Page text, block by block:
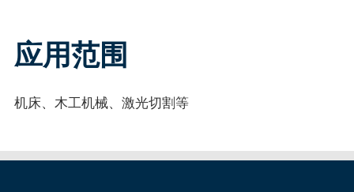
应用范围
机床、木工机械、激光切割等